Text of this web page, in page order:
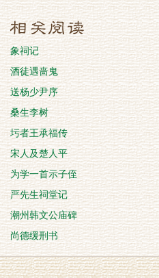
象祠记
酒徒遇啬鬼
送杨少尹序
桑生李树
圬者王承福传
宋人及楚人平
为学一首示子侄
严先生祠堂记
潮州韩文公庙碑
尚德缓刑书